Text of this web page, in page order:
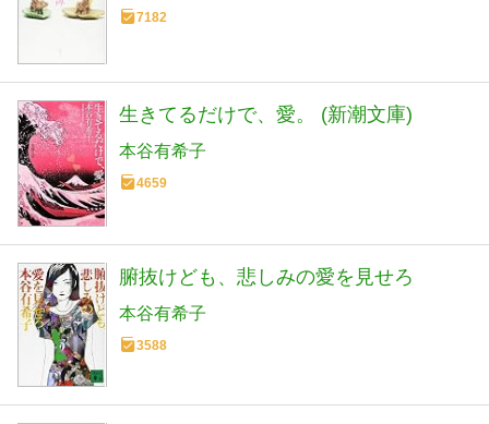
7182
生きてるだけで、愛。 (新潮文庫)
本谷有希子
4659
腑抜けども、悲しみの愛を見せろ
本谷有希子
3588